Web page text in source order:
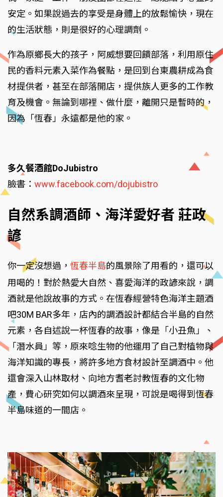
安定。如果說過去的享受是身體上的放鬆愉快，現在
的生活狀態，則是很好的心理調劑。
作為原鄉長大的孩子，阿威想要回饋部落，利用原住
民的香料元素入菜作為餐點，是回到台東農耕成為食
材提供者，甚至在部落開店，提供族人更多的工作教
育及機會。無論到哪裡、做什麼，離開只是暫時的，
因為「恆春」永遠都是他的家。
多久餐酒館DoJubistro
臉書： www.facebook.com/dojubistro
自然系調酒師、海洋愛好者 莊政
諺
你一定沒想過， 恆春半島的風景除了用看的，還可以
用喝的！對於熱愛大自然、喜愛海洋的政諺來說，調
酒就是他說故事的方式。在恆春經營特色海洋主題酒
吧30M BAR多年，店內的調酒設計都結合半島的自然
元素，各自述說一杯恆春的故事，像是「小丑魚」、
「潛水員」等，原來唸生物的他運用了自己對植物與
海洋知識的專長，將許多地方食材設計至調酒中。他
還會深入山林取材、向地方耆老討教恆春的文化物
產，費心研究如何以調酒來呈現，可說是喝得到恆春
半島味道的一間店。